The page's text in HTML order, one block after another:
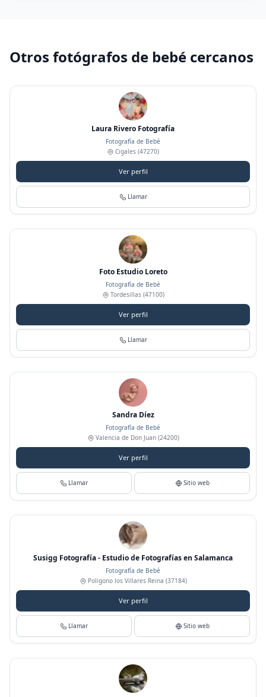
Otros fotógrafos de bebé cercanos
Laura Rivero Fotografía
Fotografía de Bebé
Cigales (47270)
Ver perfil
Llamar
Foto Estudio Loreto
Fotografía de Bebé
Tordesillas(47100)
Ver perfil
Llamar
Sandra Díez
Fotografía de Bebé
Valencia de Don Juan(24200)
Ver perfil
Llamar Sitio web
Susigg Fotografía - Estudio de Fotografías en Salamanca
Fotografía de Bebé
Poligono los Villares Reina (37184)
Ver perfil
Llamar Sitio web